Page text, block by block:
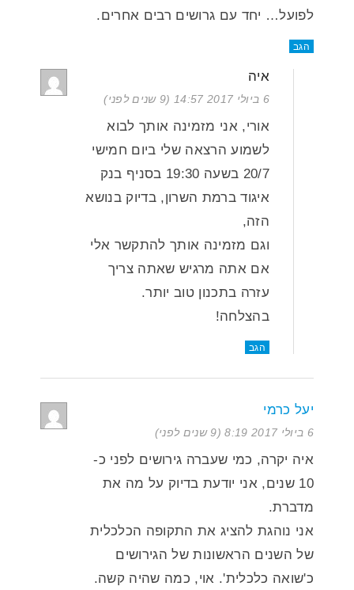
לפועל… יחד עם גרושים רבים אחרים.
הגב
איה
6 ביולי 2017 14:57 (9 שנים לפני)
אורי, אני מזמינה אותך לבוא
לשמוע הרצאה שלי ביום חמישי
20/7 בשעה 19:30 בסניף בנק
איגוד ברמת השרון, בדיוק בנושא
הזה,
וגם מזמינה אותך להתקשר אלי
אם אתה מרגיש שאתה צריך
עזרה בתכנון טוב יותר.
בהצלחה!
הגב
יעל כרמי
6 ביולי 2017 8:19 (9 שנים לפני)
איה יקרה, כמי שעברה גירושים לפני כ-
10 שנים, אני יודעת בדיוק על מה את
מדברת.
אני נוהגת להציג את התקופה הכלכלית
של השנים הראשונות של הגירושים
כ'שואה כלכלית'. אוי, כמה שהיה קשה.